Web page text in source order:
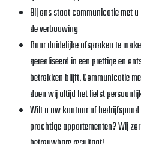
Bij ons staat communicatie met
de verbouwing
Door duidelijke afspraken te
gerealiseerd in een prettige en
betrokken blijft. Communicatie
doen wij altijd het liefst
Wilt u uw kantoor of
prachtige appartementen? Wij